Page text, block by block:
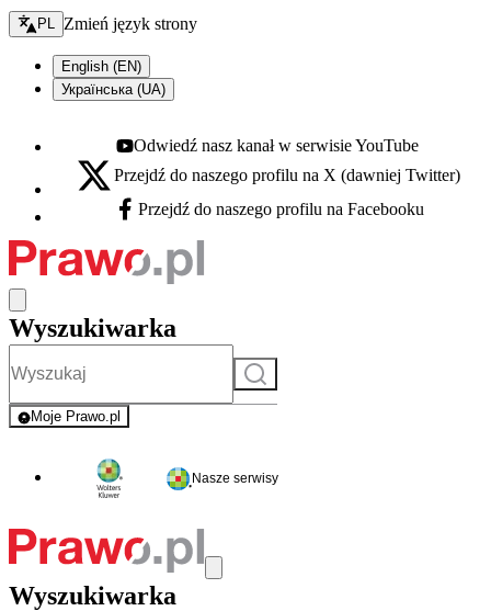
Zmień język - bieżący:
PL Zmień język strony
English (EN)
Українська (UA)
Youtube - otwiera się w nowej karcie
Odwiedź nasz kanał w serwisie YouTube
X - otwiera się w nowej karcie
Przejdź do naszego profilu na X (dawniej Twitter)
Facebook - otwiera się w nowej karcie
Przejdź do naszego profilu na Facebooku
Wyszukiwarka
Szukaj
Moje Prawo.pl
- rejestracja i logowanie do serwisu
Nasze serwisy
Wyszukiwarka